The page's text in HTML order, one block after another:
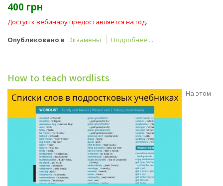
400 грн
Доступ к вебинару предоставляется на год.
Опубликовано в Экзамены Подробнее ...
How to teach wordlists
На этом